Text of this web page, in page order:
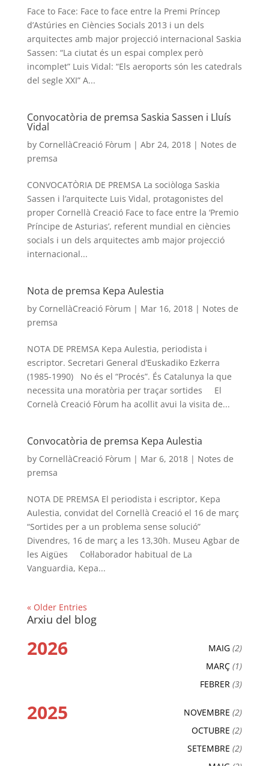
Face to Face: Face to face entre la Premi Príncep
d’Astúries en Ciències Socials 2013 i un dels
arquitectes amb major projecció internacional Saskia
Sassen: “La ciutat és un espai complex però
incomplet” Luis Vidal: “Els aeroports són les catedrals
del segle XXI” A...
Convocatòria de premsa Saskia Sassen i Lluís
Vidal
by CornellàCreació Fòrum | Abr 24, 2018| Notes de
premsa
CONVOCATÒRIA DE PREMSA La sociòloga Saskia
Sassen i l’arquitecte Luis Vidal, protagonistes del
proper Cornellà Creació Face to face entre la ‘Premio
Príncipe de Asturias’, referent mundial en ciències
socials i un dels arquitectes amb major projecció
internacional...
Nota de premsa Kepa Aulestia
by CornellàCreació Fòrum | Mar 16, 2018| Notes de
premsa
NOTA DE PREMSA Kepa Aulestia, periodista i
escriptor. Secretari General d’Euskadiko Ezkerra
(1985-1990) No és el “Procés”. És Catalunya la que
necessita una moratòria per traçar sortides El
Cornelà Creació Fòrum ha acollit avui la visita de...
Convocatòria de premsa Kepa Aulestia
by CornellàCreació Fòrum | Mar 6, 2018| Notes de
premsa
NOTA DE PREMSA El periodista i escriptor, Kepa
Aulestia, convidat del Cornellà Creació el 16 de març
“Sortides per a un problema sense solució”
Divendres, 16 de març a les 13,30h. Museu Agbar de
les Aigües Col·laborador habitual de La
Vanguardia, Kepa...
« Older Entries
Arxiu del blog
2026 MAIG (2)
MARÇ (1)
FEBRER (3)
2025 NOVEMBRE (2)
OCTUBRE (2)
SETEMBRE (2)